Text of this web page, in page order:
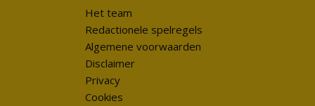
Het team
Redactionele spelregels
Algemene voorwaarden
Disclaimer
Privacy
Cookies